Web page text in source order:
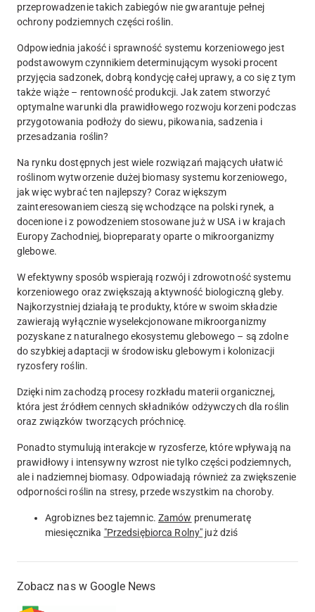
przeprowadzenie takich zabiegów nie gwarantuje pełnej
ochrony podziemnych części roślin.
Odpowiednia jakość i sprawność systemu korzeniowego jest
podstawowym czynnikiem determinującym wysoki procent
przyjęcia sadzonek, dobrą kondycję całej uprawy, a co się z tym
także wiąże – rentowność produkcji. Jak zatem stworzyć
optymalne warunki dla prawidłowego rozwoju korzeni podczas
przygotowania podłoży do siewu, pikowania, sadzenia i
przesadzania roślin?
Na rynku dostępnych jest wiele rozwiązań mających ułatwić
roślinom wytworzenie dużej biomasy systemu korzeniowego,
jak więc wybrać ten najlepszy? Coraz większym
zainteresowaniem cieszą się wchodzące na polski rynek, a
docenione i z powodzeniem stosowane już w USA i w krajach
Europy Zachodniej, biopreparaty oparte o mikroorganizmy
glebowe.
W efektywny sposób wspierają rozwój i zdrowotność systemu
korzeniowego oraz zwiększają aktywność biologiczną gleby.
Najkorzystniej działają te produkty, które w swoim składzie
zawierają wyłącznie wyselekcjonowane mikroorganizmy
pozyskane z naturalnego ekosystemu glebowego – są zdolne
do szybkiej adaptacji w środowisku glebowym i kolonizacji
ryzosfery roślin.
Dzięki nim zachodzą procesy rozkładu materii organicznej,
która jest źródłem cennych składników odżywczych dla roślin
oraz związków tworzących próchnicę.
Ponadto stymulują interakcje w ryzosferze, które wpływają na
prawidłowy i intensywny wzrost nie tylko części podziemnych,
ale i nadziemnej biomasy. Odpowiadają również za zwiększenie
odporności roślin na stresy, przede wszystkim na choroby.
Agrobiznes bez tajemnic. Zamów prenumeratę
miesięcznika "Przedsiębiorca Rolny" już dziś
Zobacz nas w Google News